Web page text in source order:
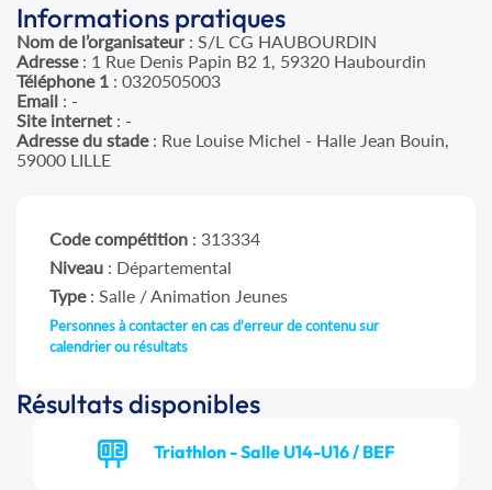
Informations pratiques
Nom de l’organisateur: S/L CG HAUBOURDIN
Adresse: 1 Rue Denis Papin B2 1, 59320 Haubourdin
Téléphone 1 : 0320505003
Email : -
Site internet : -
Adresse du stade: Rue Louise Michel - Halle Jean Bouin,
59000 LILLE
Code compétition : 313334
Niveau : Départemental
Type: Salle / Animation Jeunes
Personnes à contacter en cas d'erreur de contenu sur
calendrier ou résultats
Résultats disponibles
Triathlon - Salle U14-U16 / BEF